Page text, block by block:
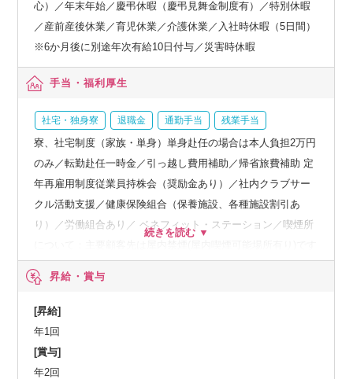
心）／年末年始／慶弔休暇（慶弔見舞金制度有）／特別休暇
／産前産後休業／育児休業／介護休業／入社時休暇（5日間）
※6か月後に別途年次有給10日付与／災害時休暇
手当・福利厚生
社宅・独身寮 退職金 通勤手当 残業手当
寮、社宅制度（家族・単身）単身赴任の場合は本人負担2万円
のみ／転勤赴任一時金／引っ越し費用補助／帰省旅費補助 定
年再雇用制度従業員持株会（奨励金あり）／社内クラブサー
クル活動支援／健康保険組合（保養施設、各種施設割引あ
り）／労働組合あり／ ベネフィット・ステーション／喫煙所
昇給・賞与
[昇給]
年1回
[賞与]
年2回